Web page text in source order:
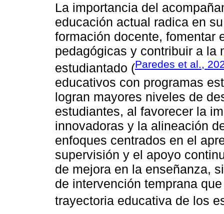
La importancia del
educación actual radica en
formación docente, fomentar
pedagógicas y contribuir a la
estudiantado (Paredes et al.,
educativos con programas
logran mayores niveles de
estudiantes, al favorecer la
innovadoras y la alineación
enfoques centrados en el
supervisión y el apoyo
de mejora en la enseñanza,
de intervención temprana
trayectoria educativa de los